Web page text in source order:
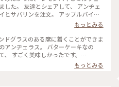
した。 友達とシェアして、 アンヂェ
ンを注文。 アップルパイ
しみでした。 #angeluse#ア
ケーキ#アップルパイ#サバリン
もっとみる
アンヂェラス。 バターケーキなの
、 すごく美味しかったです。
#浅草カフェ#ケーキ#おやつもっとみる